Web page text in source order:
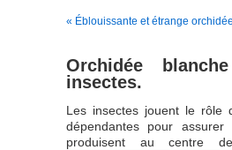
« Éblouissante et étrange
Orchidée
insectes.
Les insectes jouent le rôle
dépendantes pour
produisent au centre